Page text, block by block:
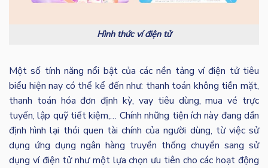
Hình thức ví điện tử
Một số tính năng nổi bật của các nền tảng ví điện tử tiêu
biểu hiện nay có thể kể đến như: thanh toán không tiền mặt,
thanh toán hóa đơn định kỳ, vay tiêu dùng, mua vé trực
tuyến, lập quỹ tiết kiệm,… Chính những tiện ích này đang dần
định hình lại thói quen tài chính của người dùng, từ việc sử
dụng ứng dụng ngân hàng truyền thống chuyển sang sử
dụng ví điện tử như một lựa chọn ưu tiên cho các hoạt động